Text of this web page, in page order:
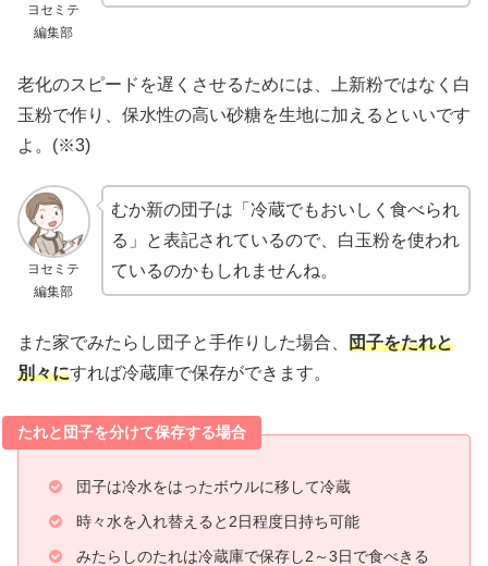
ヨセミテ
編集部
老化のスピードを遅くさせるためには、上新粉ではなく白
玉粉で作り、保水性の高い砂糖を生地に加えるといいです
よ。(※3)
ヨセミテ
編集部
むか新の団子は「冷蔵でもおいしく食べられ
る」と表記されているので、白玉粉を使われ
ているのかもしれませんね。
また家でみたらし団子と手作りした場合、 団子をたれと
別々にすれば冷蔵庫で保存ができます。
たれと団子を分けて保存する場合
団子は冷水をはったボウルに移して冷蔵
時々水を入れ替えると2日程度日持ち可能
みたらしのたれは冷蔵庫で保存し2～3日で食べきる